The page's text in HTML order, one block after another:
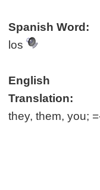
Spanish Word:
los
English
Translation:
they, them, you;